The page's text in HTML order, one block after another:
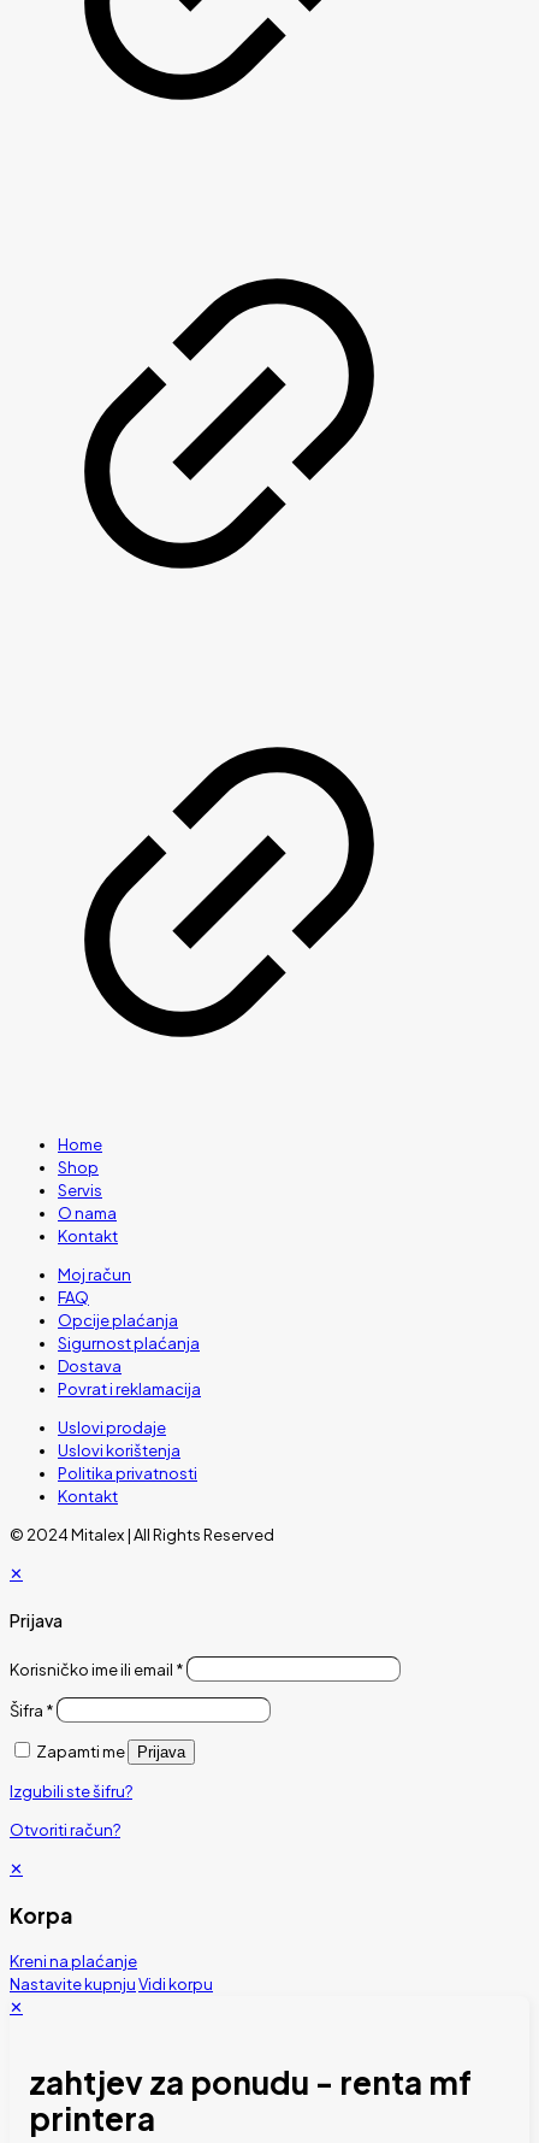
Home
Shop
Servis
O nama
Kontakt
Moj račun
FAQ
Opcije plaćanja
Sigurnost plaćanja
Dostava
Povrat i reklamacija
Uslovi prodaje
Uslovi korištenja
Politika privatnosti
Kontakt
© 2024 Mitalex | All Rights Reserved
✕
Prijava
Korisničko ime ili email *
Šifra *
Zapamti me Prijava
Izgubili ste šifru?
Otvoriti račun?
✕
Korpa
Kreni na plaćanje
Nastavite kupnjuVidi korpu
✕
zahtjev za ponudu - renta mf
printera